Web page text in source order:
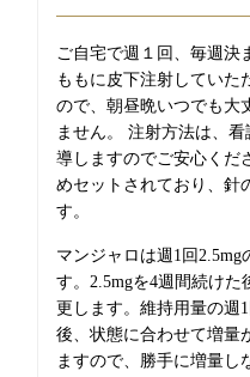
ご自宅で週１回、毎週決
ももに皮下注射していた
ので、朝昼晩いつでも大
ません。 注射方法は、
導しますのでご安心くだ
めセットされており、針
す。
マンジャロは週1回
す。2.5mgを4週間続けた
更します。維持用量の週
後、状態に合わせて増量
ますので、勝手に増量し